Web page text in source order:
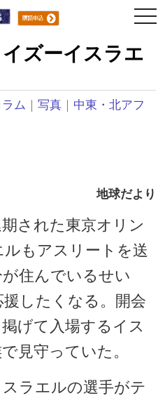
ズーイスラエ
ラム ｜写真 ｜ 中東・北アフ
地球だより
された東京オリン
もアスリートを送
住んでいるせい
したくなる。開会
げて入場するイス
見守っていた。
ラエルの選手がテ